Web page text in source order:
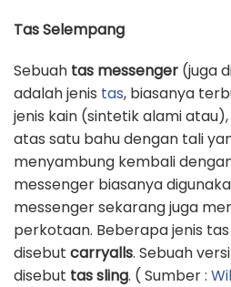
Tas Selempang
Sebuah tas messenger (juga
adalah jenis tas, biasanya
jenis kain (sintetik alami
atas satu bahu dengan tali
menyambung kembali
messenger biasanya
messenger sekarang juga
perkotaan. Beberapa jenis
disebut carryalls. Sebuah
disebut tas sling. ( Sumber :